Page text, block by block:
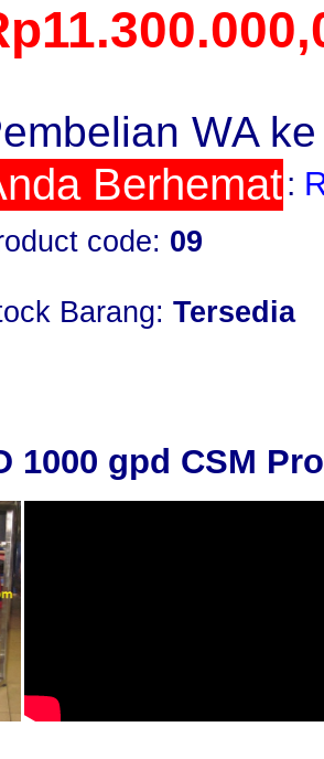
WA
Berhemat:
code: 09
Barang: Tersedia
1000 gpd CSM